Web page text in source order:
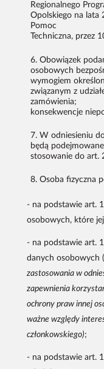
Regionalnego
Opolskiego na lata
Pomoc
Techniczna, przez
Obowiązek
osobowych
wymogiem
związanym z
zamówienia;
konsekwencje
W odniesieniu
będą
stosowanie do art.
Osoba fizyczna
- na podstawie art.
osobowych, które
- na podstawie art.
danych osobowych (
zastosowania w
zapewnienia
ochrony praw innej
ważne względy
członkowskiego);
- na podstawie art.